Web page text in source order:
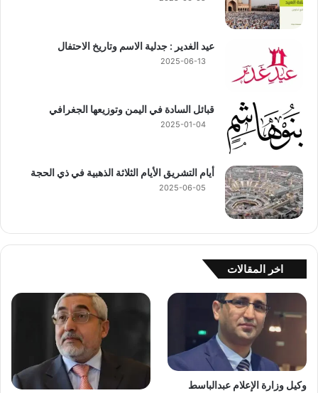
عيد الغدير : جدلية الاسم وتاريخ الاحتفال
2025-06-13
قبائل السادة في اليمن وتوزيعها الجغرافي
2025-01-04
أيام التشريق الأيام الثلاثة الذهبية في ذي الحجة
2025-06-05
اخر المقالات
وكيل وزارة الإعلام عبدالباسط